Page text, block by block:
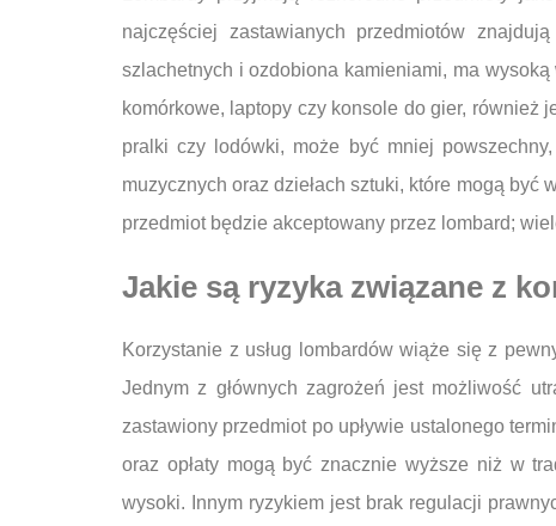
najczęściej zastawianych przedmiotów
szlachetnych i ozdobiona kamieniami, ma
komórkowe, laptopy czy konsole do gier, również
pralki czy lodówki, może być mniej
muzycznych oraz dziełach sztuki, które mogą
przedmiot będzie akceptowany przez lombard;
Jakie są ryzyka związane z
Korzystanie z usług lombardów wiąże się z
Jednym z głównych zagrożeń jest możliwość
zastawiony przedmiot po upływie ustalonego
oraz opłaty mogą być znacznie wyższe niż w
wysoki. Innym ryzykiem jest brak regulacji